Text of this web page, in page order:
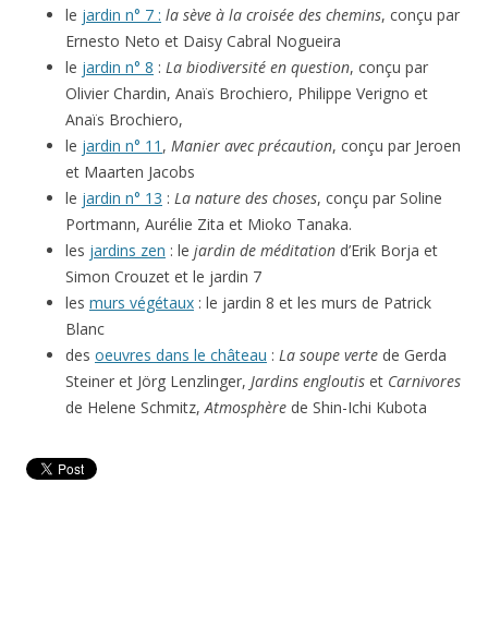
le jardin n° 7 : la sève à la croisée des chemins, conçu par
Ernesto Neto et Daisy Cabral Nogueira
le jardin n° 8 : La biodiversité en question, conçu par
Olivier Chardin, Anaïs Brochiero, Philippe Verigno et
Anaïs Brochiero,
le jardin n° 11 , Manier avec précaution, conçu par Jeroen
et Maarten Jacobs
le jardin n° 13 : La nature des choses, conçu par Soline
Portmann, Aurélie Zita et Mioko Tanaka.
les jardins zen : le jardin de méditation d’Erik Borja et
Simon Crouzet et le jardin 7
les murs végétaux : le jardin 8 et les murs de Patrick
Blanc
des oeuvres dans le château : La soupe verte de Gerda
Steiner et Jörg Lenzlinger, Jardins engloutis et Carnivores
de Helene Schmitz,Atmosphère de Shin-Ichi Kubota